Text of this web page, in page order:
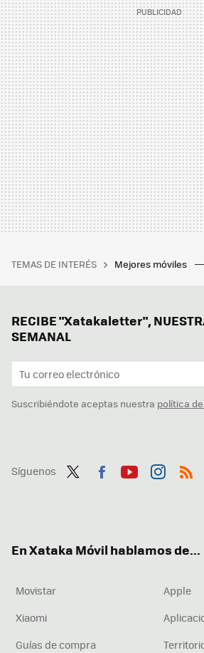
TEMAS DE INTERÉS Mejores móviles
RECIBE "Xatakaletter",
SEMANAL
Suscribiéndote aceptas nuestra política
Síguenos
En Xataka Móvil hablamos de...
Movistar
Apple
Xiaomi
Guías de compra